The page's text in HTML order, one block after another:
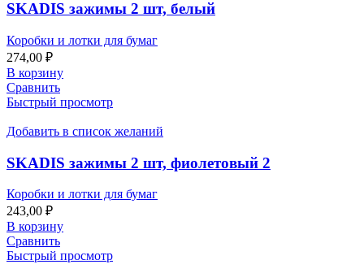
SKADIS зажимы 2 шт, белый
Коробки и лотки для бумаг
274,00 ₽
В корзину
Сравнить
Быстрый просмотр
Добавить в список желаний
SKADIS зажимы 2 шт, фиолетовый 2
Коробки и лотки для бумаг
243,00 ₽
В корзину
Сравнить
Быстрый просмотр